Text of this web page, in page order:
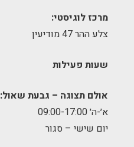
מרכז לוגיסטי:
צלע ההר 47 מודיעין
שעות פעילות
אולם תצוגה – גבעת שאול:
א׳-ה׳ 09:00-17:00
יום שישי – סגור